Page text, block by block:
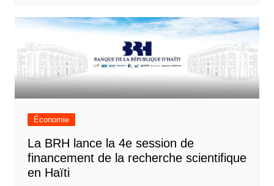
Économie
La BRH lance la 4e session de
financement de la recherche scientifique
en Haïti